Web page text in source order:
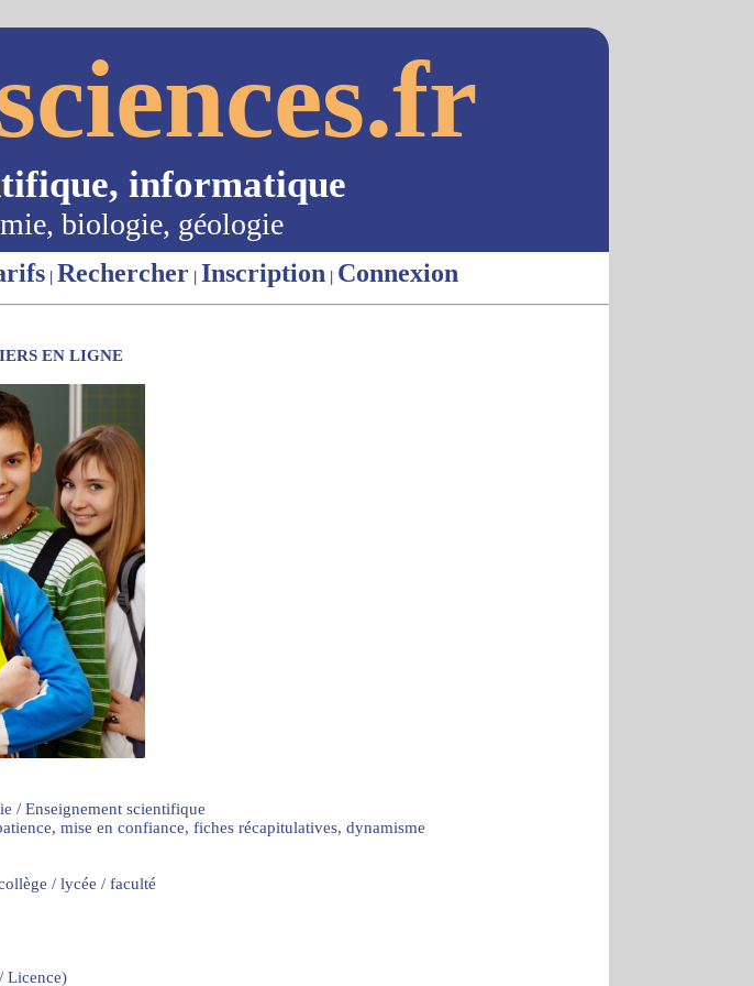
informatique
biologie, géologie
| Rechercher | Inscription | Connexion
EN LIGNE
/ Enseignement scientifique
mise en confiance, fiches récapitulatives, dynamisme
/ lycée / faculté
Licence)